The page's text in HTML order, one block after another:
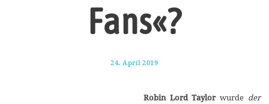
Fans«?
24. April 2019
p
Robin Lord Taylor wurde der